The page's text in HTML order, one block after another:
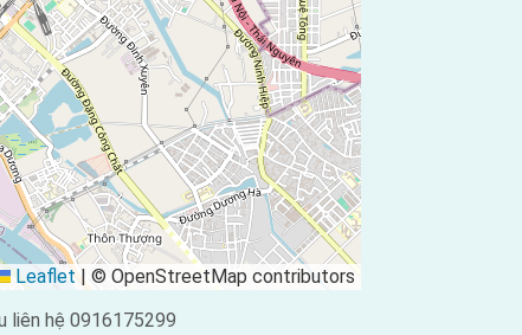
Leaflet | © OpenStreetMap contributors
liên hệ 0916175299